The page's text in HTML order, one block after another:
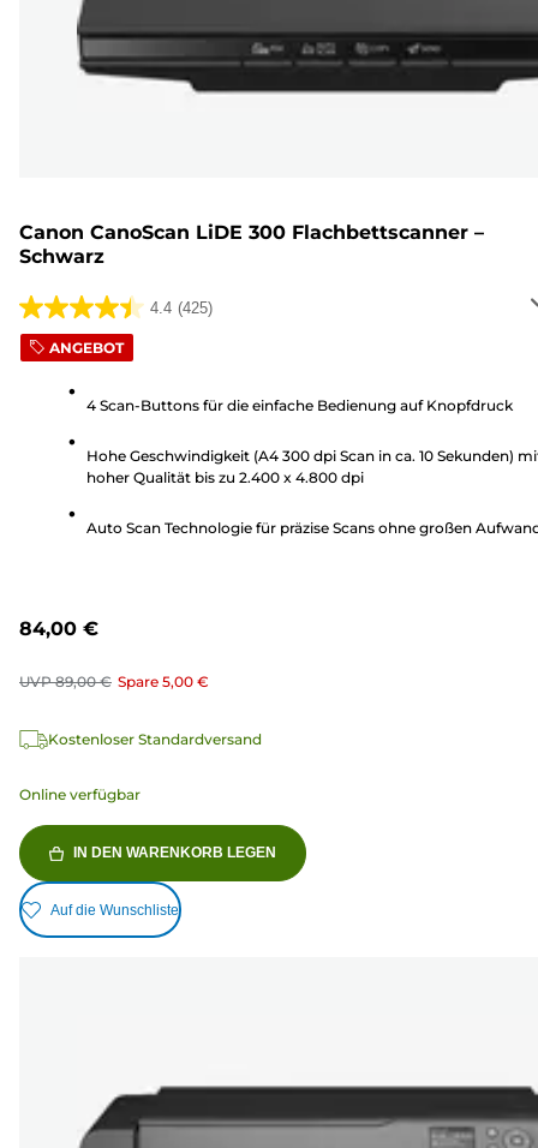
Canon CanoScan LiDE 300 Flachbettscanner –
Schwarz
4.4 (425)
4.4
von
Sternen.
Bewertungen
ANGEBOT
4 Scan-Buttons für die einfache Bedienung auf Knopfdruck
Hohe Geschwindigkeit (A4 300 dpi Scan in ca. 10 Sekunden)
hoher Qualität bis zu 2.400 x 4.800 dpi
Auto Scan Technologie für präzise Scans ohne großen
84,00 €
UVP89,00 € Spare 5,00 €
Kostenloser Standardversand
Online verfügbar
IN DEN WARENKORB LEGEN
Auf die Wunschliste